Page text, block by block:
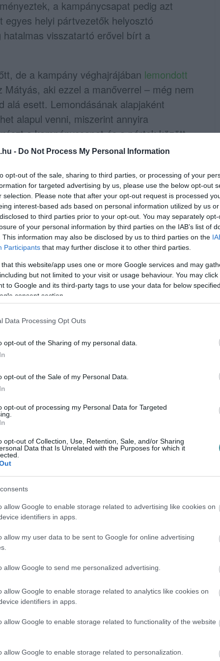
- Do Not Process My Personal Information
opt-out of the sale, sharing to third parties, or processing of your
for targeted advertising by us, please use the below opt-out
selection. Please note that after your opt-out request is processed
interest-based ads based on personal information utilized by us
to third parties prior to your opt-out. You may separately
of your personal information by third parties on the IAB’s list of
This information may also be disclosed by us to third parties on the
Participants that may further disclose it to other third parties.
that this website/app uses one or more Google services and may
but not limited to your visit or usage behaviour. You may
to Google and its third-party tags to use your data for below
consent section.
Data Processing Opt Outs
opt-out of the Sharing of my personal data.
opt-out of the Sale of my Personal Data.
opt-out of processing my Personal Data for Targeted
opt-out of Collection, Use, Retention, Sale, and/or Sharing
Data that Is Unrelated with the Purposes for which it
allow Google to enable storage related to advertising like cookies on
identifiers in apps.
allow my user data to be sent to Google for online advertising
allow Google to send me personalized advertising.
allow Google to enable storage related to analytics like cookies on
identifiers in apps.
allow Google to enable storage related to functionality of the website
allow Google to enable storage related to personalization.
a kampánycsapat pedig azt
helyi pártvezetők helyosztó
visszatartó erővel bírt a
de a kampány véghajrájában lemondott
aki ezzel a manőverrel – még nem
alá esett. Lemondásának alapjaként
alapul venni, miszerint annyira
a kampánycsapat és a pártok között,
Zita képviselő között), hogy maga
hogy mondjon le. Ezzel, vagyis a
összellenzék hajójába, amit lehetetlen
képest kedvezőbb végkimenetel
el helyrehozhatatlanul az ellenzéki
kellett volna megoldani a június
Berecz helyére, az egri 7-es
érintő területen kellett volna jelöltet
levezényelni,
bezárólag. Ez megoldhatatlan
végül hat jelölt kerülhet fel a
lebegő párt szerepel: a Fidesz és a Mi
politizálást megkerülve
a versenyre, akit nem sokkal később
jelölt, aki egyértelműen a
ha nyerne, akkor nyilvánvalóan a
azonban épp Berecz Mátyástól kapott ki,
Ezért is furcsa, hogy már
A "körzetnek gazda kell" szlogenen túl
káderhiánnyal küzd. A Mi Hazánk
az őt jelölő párttól: itt vagyunk, létezünk.
találgatások folytak arról, hogy vajon az
egy roncsderbi is ez a választás az
pártok, mint a DK és a Jobbik, nem
egy megyei jogú városban. Végül csak
Ádámot, de a bemutatkozó
arról, hogy valami nincs rendben a
rendben a jelölt körül, hogy egyrészt
a többi párt (MSZP, Momentum,
az árkokat, de még a DK saját